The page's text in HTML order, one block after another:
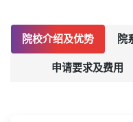
院校介绍及优势 院
申请要求及费用